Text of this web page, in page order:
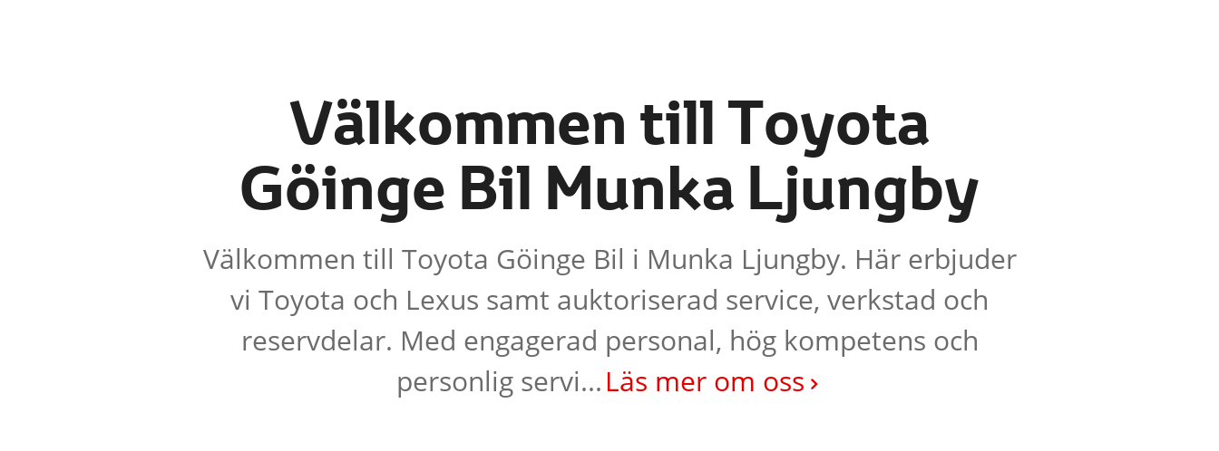
Välkommen till Toyota
Göinge Bil Munka Ljungby
Välkommen till Toyota Göinge Bil i Munka Ljungby. Här erbjuder
vi Toyota och Lexus samt auktoriserad service, verkstad och
reservdelar. Med engagerad personal, hög kompetens och
personlig servi...Läs mer om oss